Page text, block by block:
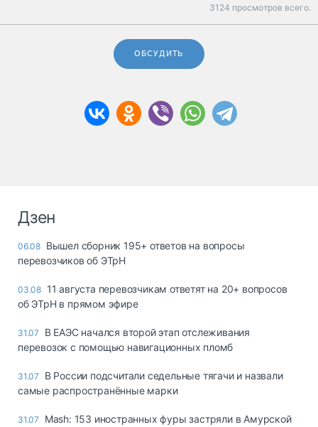
3124 просмотров всего.
ОБСУДИТЬ
Дзен
06.08 Вышел сборник 195+ ответов на вопросы
перевозчиков об ЭТрН
03.08 11 августа перевозчикам ответят на 20+ вопросов
об ЭТрН в прямом эфире
31.07
В ЕАЭС начался второй этап отслеживания
перевозок с помощью навигационных пломб
31.07
В России подсчитали седельные тягачи и назвали
самые распространённые марки
31.07
Mash: 153 иностранных фуры застряли в Амурской